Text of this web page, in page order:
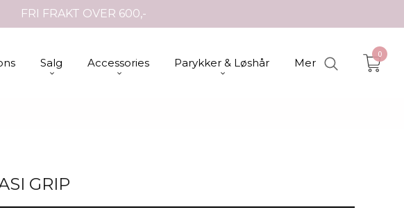
FRI FRAKT OVER 600,-
Salg Accessories Parykker & Løshår Mer
0
GRIP